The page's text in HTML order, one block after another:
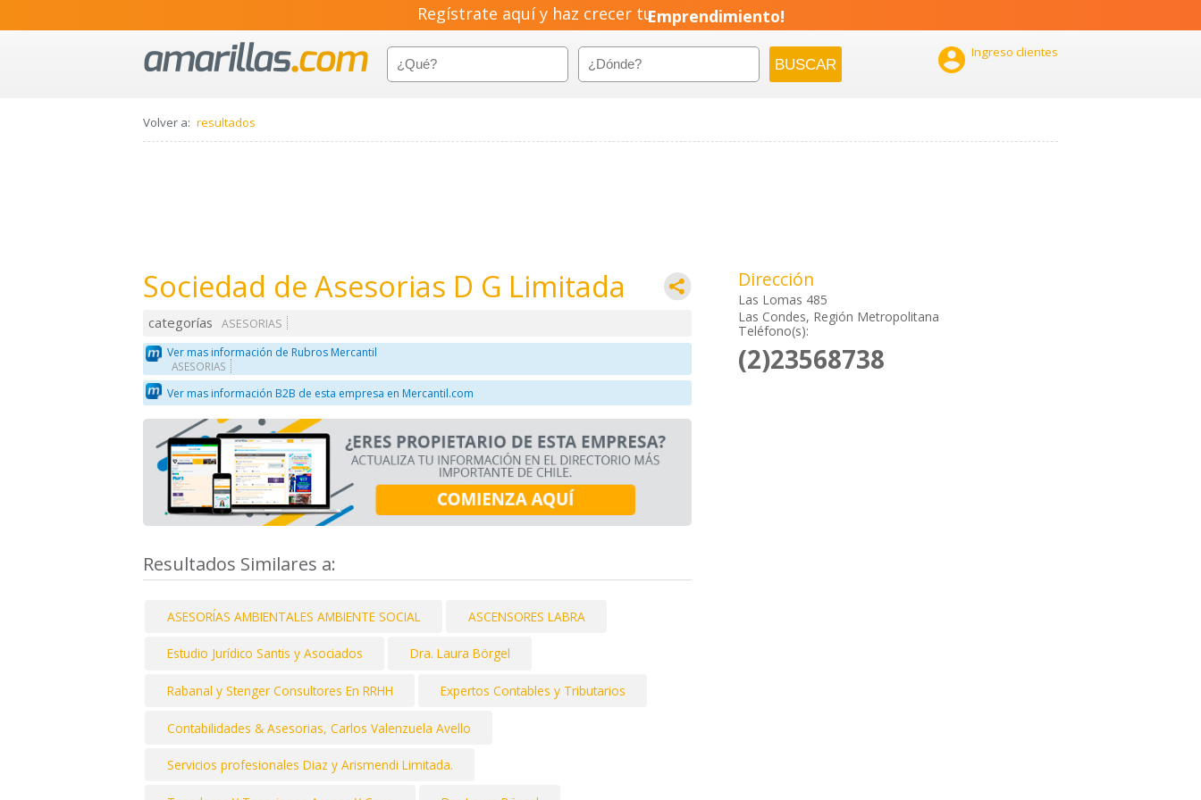
Regístrate aquí y haz crecer tuEmprendimiento!
 Ingreso clientes
Volver a: resultados
Sociedad de Asesorias D G Limitada
categorías
ASESORIAS
Ver mas información de Rubros Mercantil
ASESORIAS
Ver mas información B2B de esta empresa en Mercantil.com
Resultados Similares a:
ASESORÍAS AMBIENTALES AMBIENTE SOCIAL ASCENSORES LABRA
Estudio Jurídico Santis y Asociados Dra. Laura Börgel
Rabanal y Stenger Consultores En RRHH Expertos Contables y Tributarios
Contabilidades & Asesorias, Carlos Valenzuela Avello
Servicios profesionales Diaz y Arismendi Limitada.
Dirección
Las Lomas 485
Las Condes, Región Metropolitana
Teléfono(s):
(2)23568738